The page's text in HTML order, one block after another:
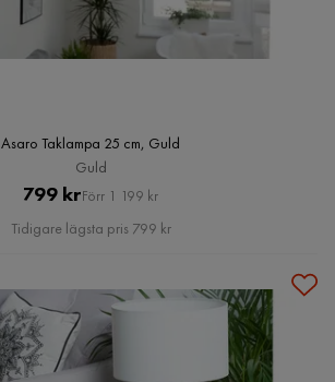
Asaro Taklampa 25 cm, Guld
Guld
Pris
799 kr Original
Pris
Förr 1 199 kr
Tidigare lägsta pris 799 kr